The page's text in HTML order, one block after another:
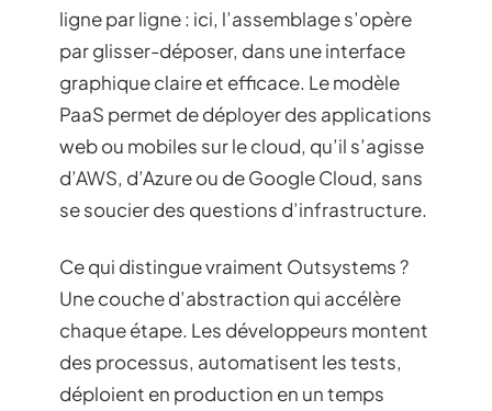
ligne par ligne : ici, l’assemblage s’opère
par glisser-déposer, dans une interface
graphique claire et efficace. Le modèle
PaaS permet de déployer des applications
web ou mobiles sur le cloud, qu’il s’agisse
d’AWS, d’Azure ou de Google Cloud, sans
se soucier des questions d’infrastructure.
Ce qui distingue vraiment Outsystems ?
Une couche d’abstraction qui accélère
chaque étape. Les développeurs montent
des processus, automatisent les tests,
déploient en production en un temps